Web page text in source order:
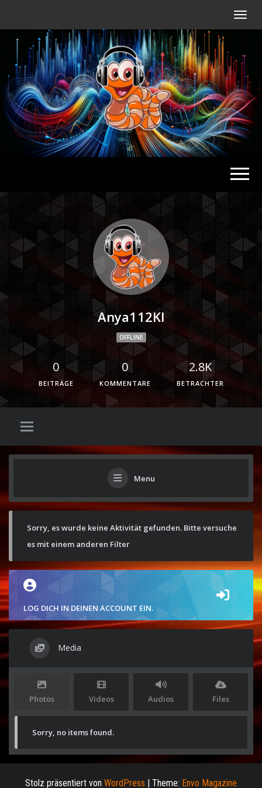
Radio
Anya112Kl
OFFLINE
0
BEITRÄGE
0
KOMMENTARE
2.8K
BETRACHTER
Menu
Sorry, es wurde keine Aktivität gefunden. Bitte versuche
es mit einem anderen Filter
LOG DICH IN DEINEN ACCOUNT EIN.
Media
Photos Videos Audios Files
Sorry, no items found.
Stolz präsentiert von WordPress | Theme: Envo Magazine